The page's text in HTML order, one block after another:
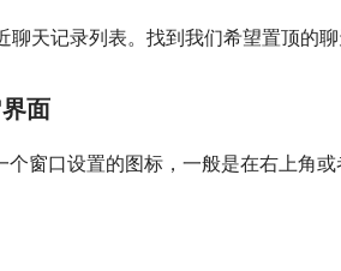
天记录列表。找到我们希望置顶的聊
面
窗口设置的图标，一般是在右上角